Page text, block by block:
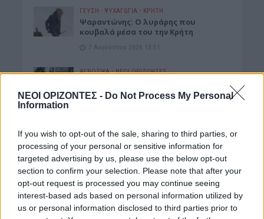
ΝΕΟΙ ΟΡΙΖΟΝΤΕΣ - Do Not Process My Personal
Information
If you wish to opt-out of the sale, sharing to third parties, or
processing of your personal or sensitive information for
targeted advertising by us, please use the below opt-out
section to confirm your selection. Please note that after your
opt-out request is processed you may continue seeing
interest-based ads based on personal information utilized by
us or personal information disclosed to third parties prior to
ΓΕΎΣΗ - ΨΥΧΑΓΩΓΊΑ • ΚΡΗΤΗ
Ψαραντώνης: Ο λυράρης που
κουβαλά μέσα του την Κρήτη
7 Αυγούστου 2026 13:51
ΑΓΡΟΤΙΚΑ • ΝΕΟΙ ΟΡΙΖΟΝΤΕΣ
ελαιοτριβεία τούς “σώζουν” από το
ΓΕΎΣΗ - ΨΥΧΑΓΩΓΊΑ
Συνταγή: Ξεροτήγανα, το αγαπημένο
γλυκό της Κρήτης
7 Αυγούστου 2026 13:11
ΜΑΤΙΕΣ ΣΤΟ ΠΑΡΕΛΘΟΝ
43 χρόνια από τη μέρα που ο